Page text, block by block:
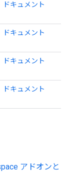
ドキュメント
ドキュメント
ドキュメント
ドキュメント
アドオンと